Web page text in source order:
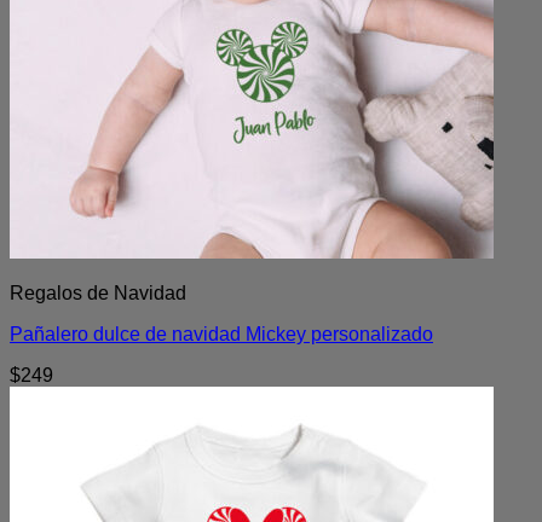
Regalos de Navidad
Pañalero dulce de navidad Mickey personalizado
$249